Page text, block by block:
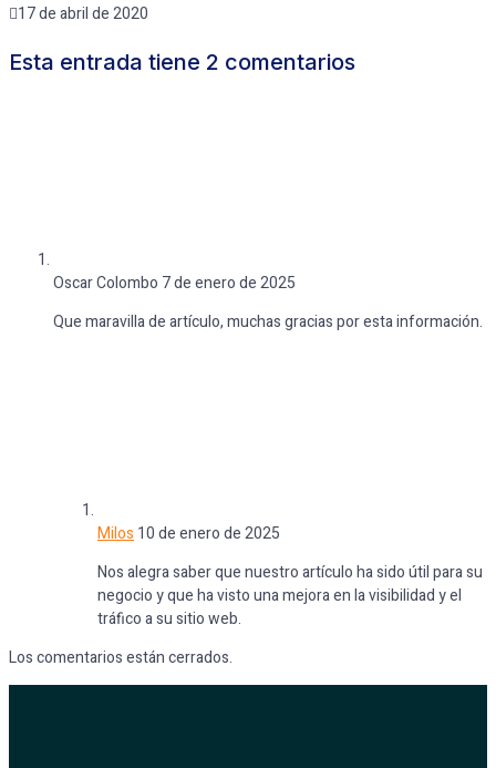
17 de abril de 2020
Esta entrada tiene 2 comentarios
Oscar Colombo 7 de enero de 2025
Que maravilla de artículo, muchas gracias por esta información.
Milos 10 de enero de 2025
Nos alegra saber que nuestro artículo ha sido útil para su
negocio y que ha visto una mejora en la visibilidad y el
tráfico a su sitio web.
Los comentarios están cerrados.